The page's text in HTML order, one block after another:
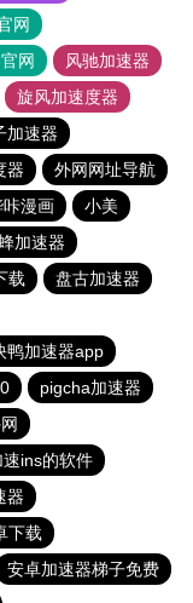
网
网
风驰加速器
旋风加速度器
加速器
器
外网网址导航
咔漫画
小美
加速器
载
盘古加速器
鸭加速器app
pigcha加速器
ins的软件
器
下载
安卓加速器梯子免费